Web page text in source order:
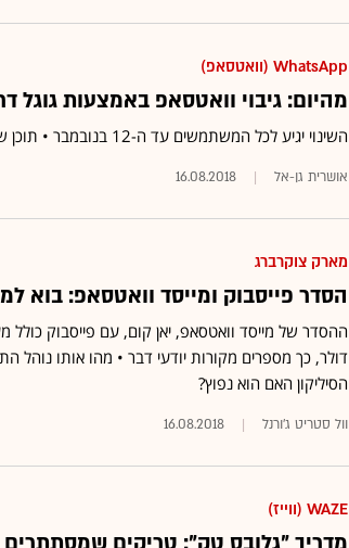
WhatsApp (וואטסאפ)
מהיום: גיבוי וואטסאפ באמצעות גוגל
השינוי יגיע לכל המשתמשים עד ה-12 בנובמבר • תוכן שגובה לפני יותר משנה יוסר באופן אוטומטי
אושרית גן-אל 16.08.2018
מארק צוקרברג
הסדר פייסבוק ומייסד וואטסאפ: בוא למשרד וקבל
הסיליקון האם הוא נפוץ?
וול סטריט ג'ורנל 16.08.2018
WAZE (ווייז)